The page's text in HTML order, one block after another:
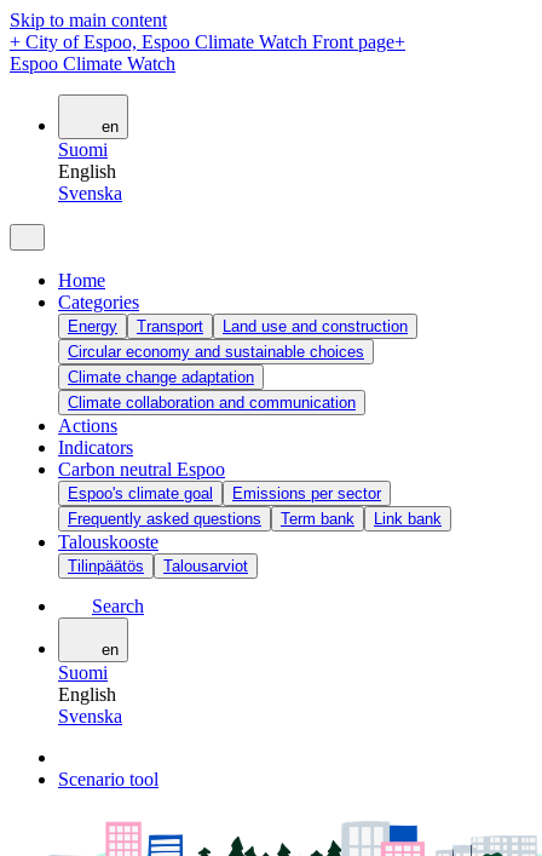
Skip to main content
+ City of Espoo, Espoo Climate Watch Front page+
Espoo Climate Watch
en
Suomi
English
Svenska
Home
Categories
Energy Transport
Land use and construction
Circular economy and sustainable choices
Climate change adaptation
Climate collaboration and communication
Actions
Indicators
Carbon neutral Espoo
Espoo's climate goal
Emissions per sector
Frequently asked questions
Term bank Link bank
Talouskooste
Tilinpäätös Talousarviot
Search
en
Suomi
English
Svenska
Scenario tool